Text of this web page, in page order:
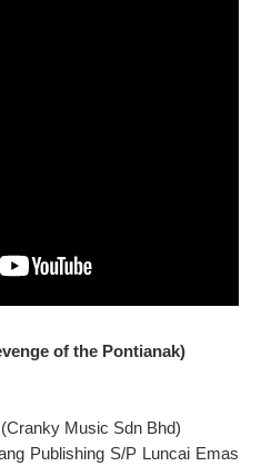
of the Pontianak)
Music Sdn Bhd)
Publishing S/P Luncai Emas